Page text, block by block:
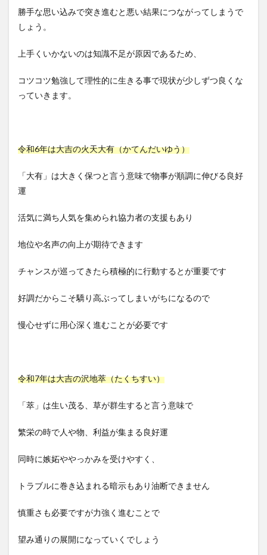
勝手な思い込みで突き進むと悪い結果につながってしまうで
しょう。
上手くいかないのは知識不足が原因であるため、
コツコツ勉強して理性的に生きる事で現状が少しずつ良くな
っていきます。
令和6年は大吉の火天大有（かてんだいゆう）
「大有」は大きく保つと言う意味で物事が順調に伸びる良好
運
活気に満ち人気を集められ協力者の支援もあり
地位や名声の向上が期待できます
チャンスが巡ってきたら積極的に行動するとが重要です
好調だからこそ驕り高ぶってしまいがちになるので
慢心せずに用心深く進むことが必要です
令和7年は大吉の沢地萃（たくちすい）
「萃」は生い茂る、草が群生すると言う意味で
繁栄の時で人や物、利益が集まる良好運
同時に嫉妬ややっかみを受けやすく、
トラブルに巻き込まれる暗示もあり油断できません
慎重さも必要ですが力強く進むことで
望み通りの展開になっていくでしょう